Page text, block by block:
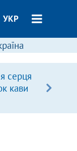
УКР
серця
кави